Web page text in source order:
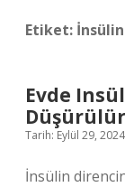
Etiket: İnsülin
Evde
Düşürülür
Tarih: Eylül 29, 2024
İnsülin